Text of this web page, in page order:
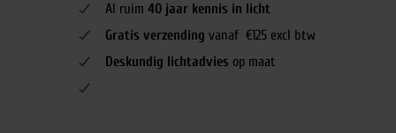
Al ruim 40 jaar kennis in licht
Gratis verzending vanaf €125 excl btw
Deskundig lichtadvies op maat